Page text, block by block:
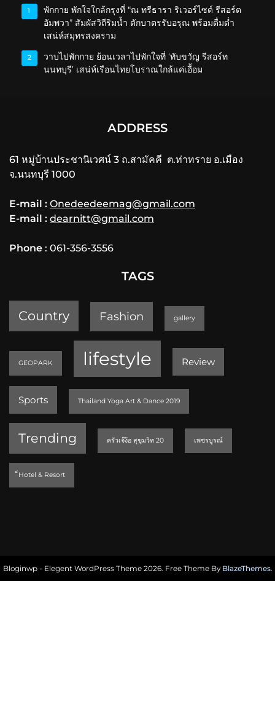
1
พักกาย พักใจใกล้กรุงที่ “ณ ทรีธารา ริเวอร์ไซด์ รีสอร์ต
อัมพวา” สัมผัสวิถีริมน้ำ ตักบาตรรับอรุณ พร้อมดื่มด่ำ
เสน่ห์สมุทรสงคราม
2
วาบไปพักกาย ย้อนเวลาไปพักใจที่ ‘ทับขวัญ รีสอร์ท
นนทบุรี’ เสน่ห์เรือนไทยโบราณใกล้แค่เอื้อม
ADDRESS
61 หมู่บ้านประชานิเวศน์ 3 ถ.สามัคคี ต.ท่าทราย อ.เมือง
จ.นนทบุรี 1000
E-mail : Onedeedeemag@gmail.com
E-mail : dearnitt@gmail.com
Phone : 061-356-3556
TAGS
Country Fashion gallery
GEOPARK lifestyle Review
Sports Thailand Yoga Art & Dance 2019
Trending ครัวเจ๊ง้อ สุขุมวิท 20 เพชรบูรณ์
็Hotel & Resort
Bloginwp - Elegent WordPress Theme 2026. Free Theme By BlazeThemes.